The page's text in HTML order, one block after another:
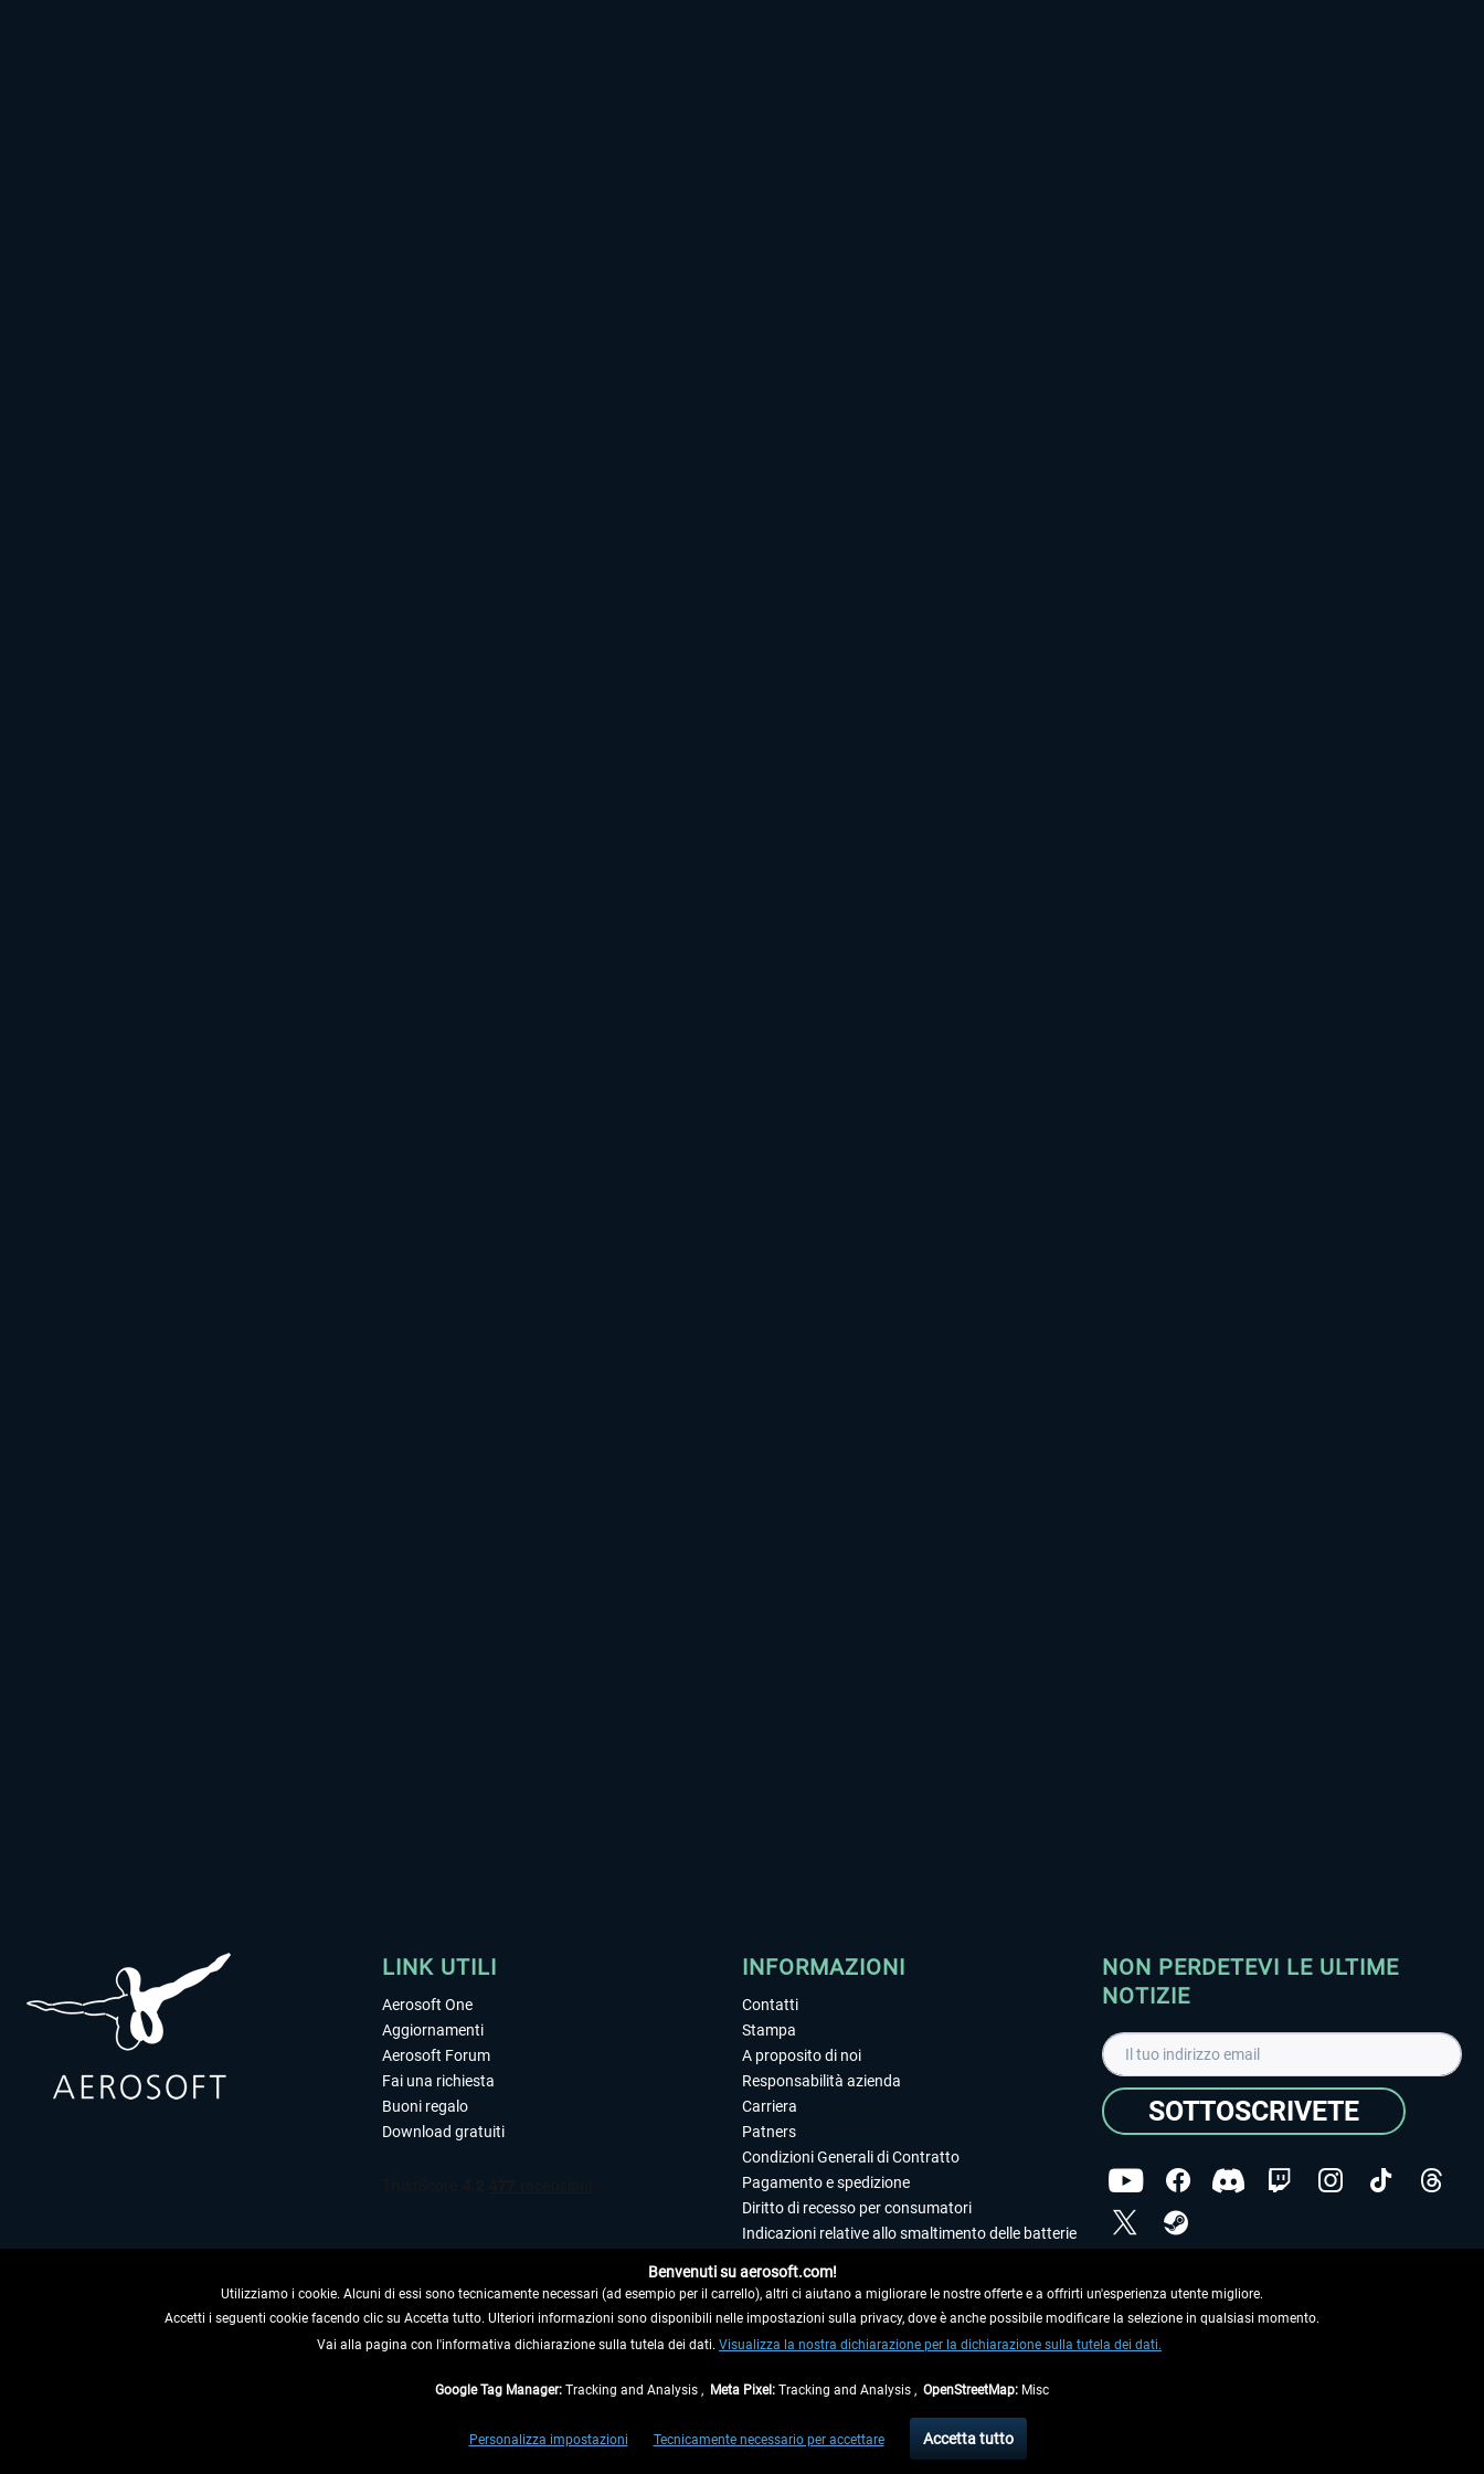
LINK UTILI
Aerosoft One
Aggiornamenti
Aerosoft Forum
Fai una richiesta
Buoni regalo
Download gratuiti
RECEDERE DAL CONTRATTO
INFORMAZIONI
Contatti
Stampa
A proposito di noi
Responsabilità azienda
Carriera
Patners
Condizioni Generali di Contratto
Pagamento e spedizione
Diritto di recesso per consumatori
Indicazioni relative allo smaltimento delle batterie
Editoriale
NON PERDETEVI LE ULTIME
NOTIZIE
SOTTOSCRIVETE
dei dati.
Copyright © Aerosoft GmbH. Tutti i diritti riservati.
ed eventualmente le spese di spedizione, se non diversamente descritto.
** Riguarda le spedizioni al di fuori della Germania, i tempi di consegna per le altre nazioni sono disponibili nelleinformazioni di spedizione
Benvenuti su aerosoft.com!
Utilizziamo i cookie. Alcuni di essi sono tecnicamente necessari (ad esempio per il carrello), altri ci aiutano a migliorare le nostre offerte e a offrirti un'esperienza utente migliore.
Accetti i seguenti cookie facendo clic su Accetta tutto. Ulteriori informazioni sono disponibili nelle impostazioni sulla privacy, dove è anche possibile modificare la selezione in qualsiasi momento.
Vai alla pagina con l'informativa dichiarazione sulla tutela dei dati. Visualizza la nostra dichiarazione per la dichiarazione sulla tutela dei dati.
Google Tag Manager: Tracking and Analysis , Meta Pixel: Tracking and Analysis , OpenStreetMap: Misc
Personalizza impostazioni Tecnicamente necessario per accettare Accetta tutto